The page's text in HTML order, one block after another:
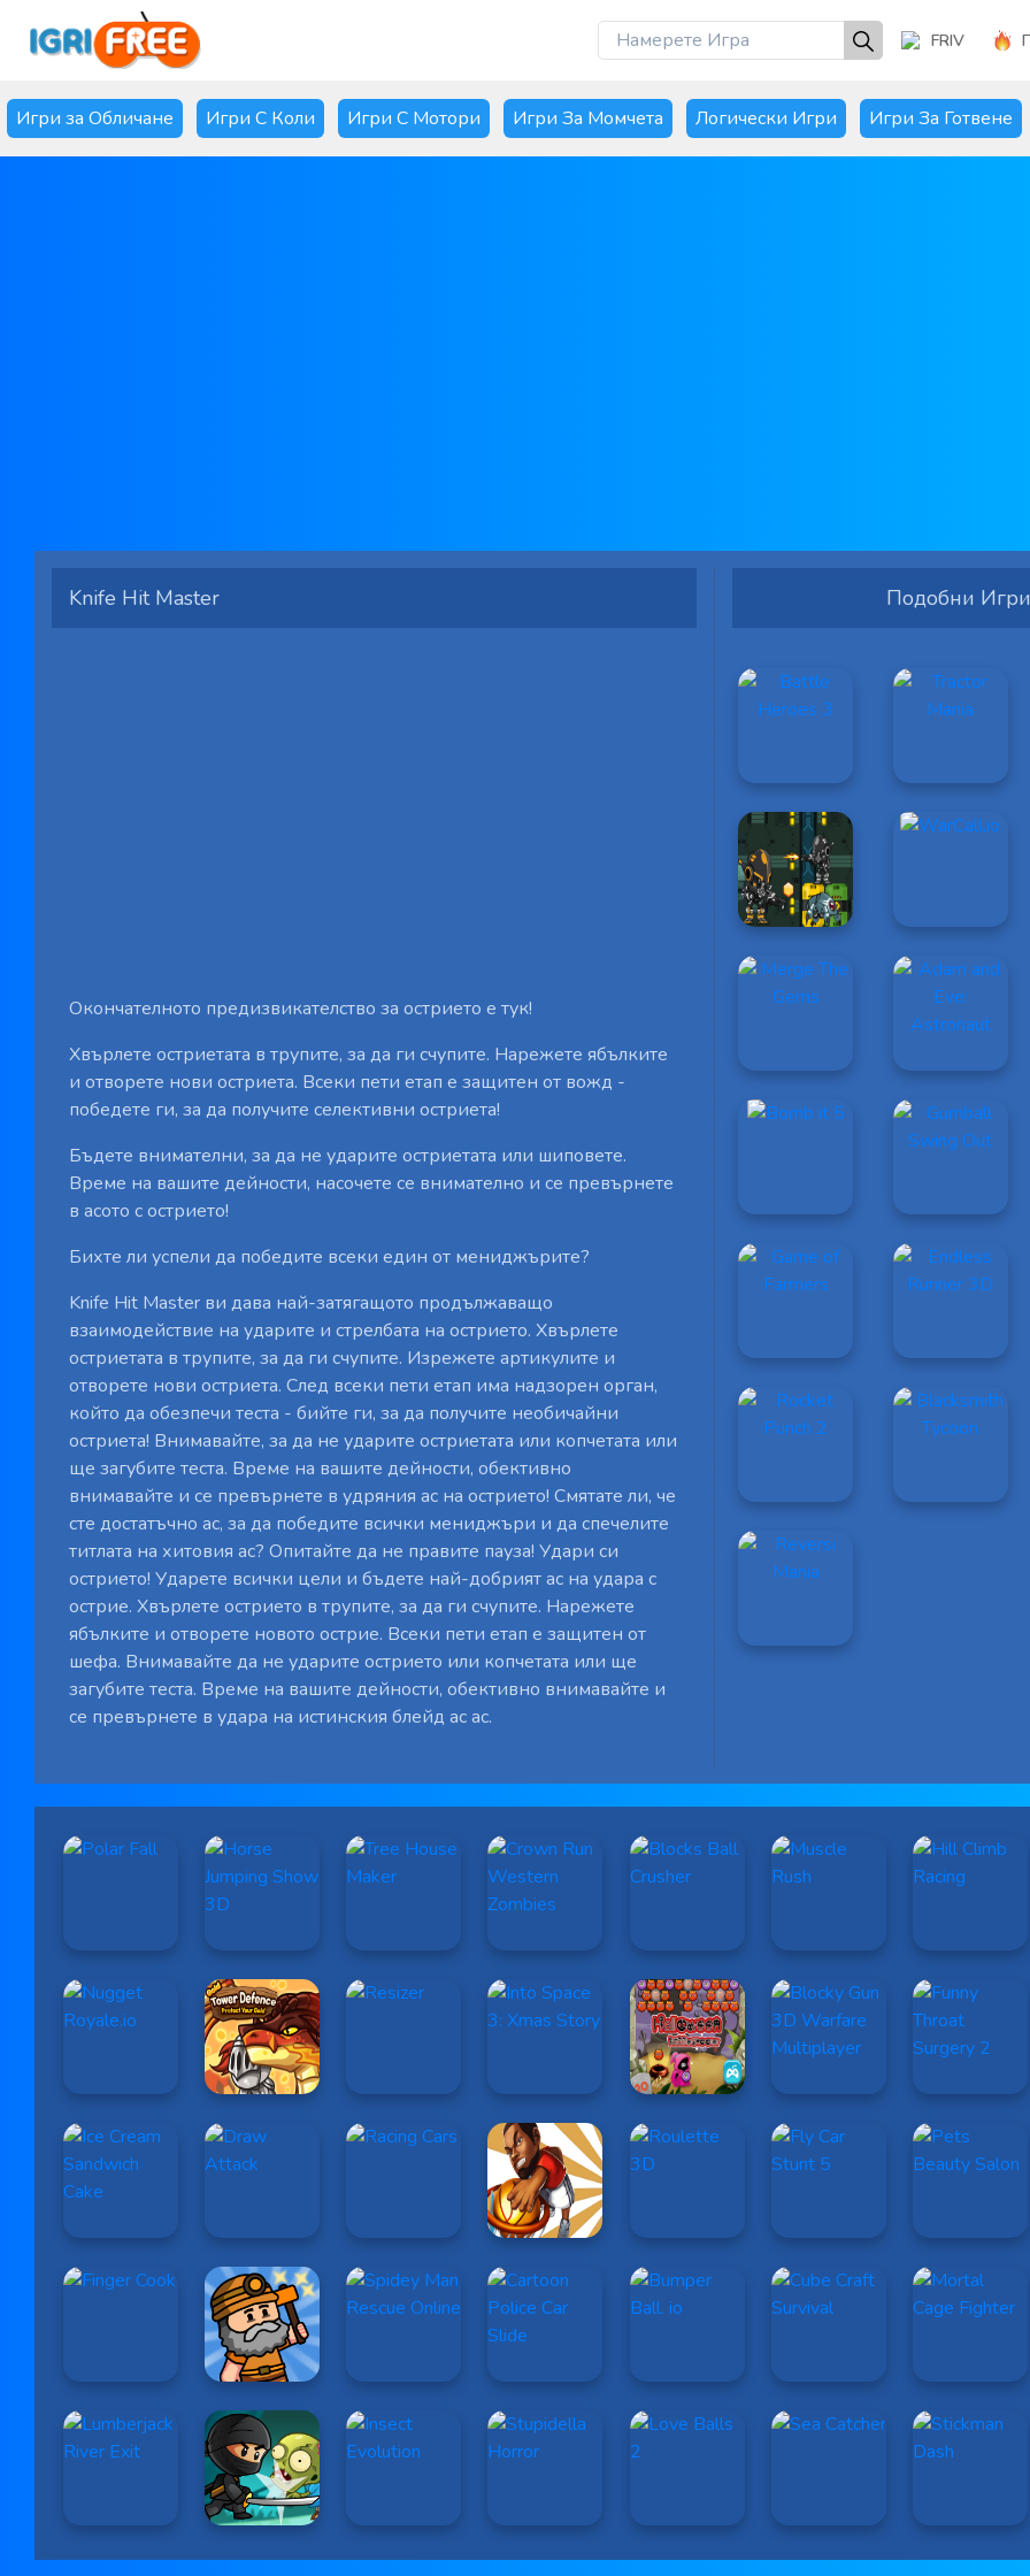
FRIV
Игри за Обличане Игри С Коли Игри С Мотори Игри За Момчета Логически Игри Игри За Готвене
Knife Hit Master
Окончателното предизвикателство за острието е тук!
Хвърлете остриетата в трупите, за да ги счупите. Нарежете ябълките
и отворете нови остриета. Всеки пети етап е защитен от вожд -
победете ги, за да получите селективни остриета!
Бъдете внимателни, за да не ударите остриетата или шиповете.
Време на вашите дейности, насочете се внимателно и се превърнете
в асото с острието!
Бихте ли успели да победите всеки един от мениджърите?
Knife Hit Master ви дава най-затягащото продължаващо
взаимодействие на ударите и стрелбата на острието. Хвърлете
остриетата в трупите, за да ги счупите. Изрежете артикулите и
отворете нови остриета. След всеки пети етап има надзорен орган,
който да обезпечи теста - бийте ги, за да получите необичайни
остриета! Внимавайте, за да не ударите остриетата или копчетата или
ще загубите теста. Време на вашите дейности, обективно
внимавайте и се превърнете в удряния ас на острието! Смятате ли, че
сте достатъчно ас, за да победите всички мениджъри и да спечелите
титлата на хитовия ас? Опитайте да не правите пауза! Удари си
острието! Ударете всички цели и бъдете най-добрият ас на удара с
острие. Хвърлете острието в трупите, за да ги счупите. Нарежете
ябълките и отворете новото острие. Всеки пети етап е защитен от
шефа. Внимавайте да не ударите острието или копчетата или ще
загубите теста. Време на вашите дейности, обективно внимавайте и
се превърнете в удара на истинския блейд ас ас.
Подобни Игри